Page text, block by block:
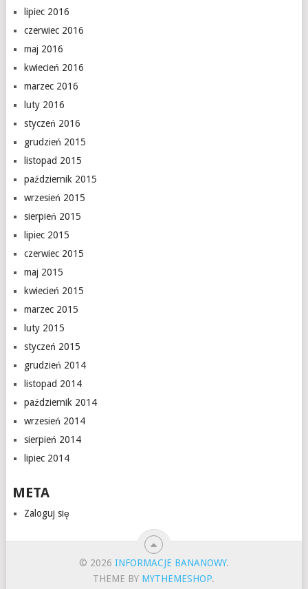
lipiec 2016
czerwiec 2016
maj 2016
kwiecień 2016
marzec 2016
luty 2016
styczeń 2016
grudzień 2015
listopad 2015
październik 2015
wrzesień 2015
sierpień 2015
lipiec 2015
czerwiec 2015
maj 2015
kwiecień 2015
marzec 2015
luty 2015
styczeń 2015
grudzień 2014
listopad 2014
październik 2014
wrzesień 2014
sierpień 2014
lipiec 2014
META
Zaloguj się
© 2026 INFORMACJE BANANOWY.
THEME BY MYTHEMESHOP.